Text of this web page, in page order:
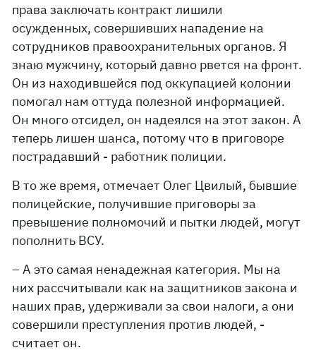
права заключать контракт лишили
осужденных, совершивших нападение на
сотрудников правоохранительных органов. Я
знаю мужчину, который давно рвется на фронт.
Он из находившейся под оккупацией колонии
помогал нам оттуда полезной информацией.
Он много отсидел, он надеялся на этот закон. А
теперь лишен шанса, потому что в приговоре
пострадавший - работник полиции.
В то же время, отмечает Олег Цвилый, бывшие
полицейские, получившие приговоры за
превышение полномочий и пытки людей, могут
пополнить ВСУ.
– А это самая ненадежная категория. Мы на
них рассчитывали как на защитников закона и
наших прав, удерживали за свои налоги, а они
совершили преступления против людей, -
считает он.